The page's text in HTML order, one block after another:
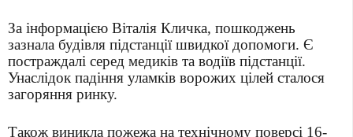
За інформацією Віталія Кличка, пошкоджень
зазнала будівля підстанції швидкої допомоги. Є
постраждалі серед медиків та водіїв підстанції.
Унаслідок падіння уламків ворожих цілей сталося
загоряння ринку.
Також виникла пожежа на технічному поверсі 16-